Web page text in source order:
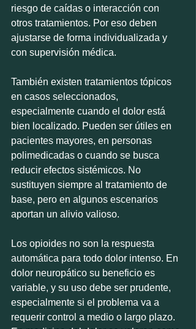
riesgo de caídas o interacción con
otros tratamientos. Por eso deben
ajustarse de forma individualizada y
con supervisión médica.
También existen tratamientos tópicos
en casos seleccionados,
especialmente cuando el dolor está
bien localizado. Pueden ser útiles en
pacientes mayores, en personas
polimedicadas o cuando se busca
reducir efectos sistémicos. No
sustituyen siempre al tratamiento de
base, pero en algunos escenarios
aportan un alivio valioso.
Los opioides no son la respuesta
automática para todo dolor intenso. En
dolor neuropático su beneficio es
variable, y su uso debe ser prudente,
especialmente si el problema va a
requerir control a medio o largo plazo.